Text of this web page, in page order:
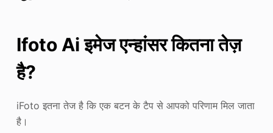
Ifoto Ai इमेज एन्हांसर कितना तेज़
है?
iFoto इतना तेज है कि एक बटन के टैप से आपको परिणाम मिल जाता
है।